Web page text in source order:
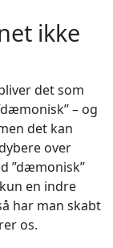
ikke
det som
– og
det kan
over
”dæmonisk”
en indre
har man skabt
os.